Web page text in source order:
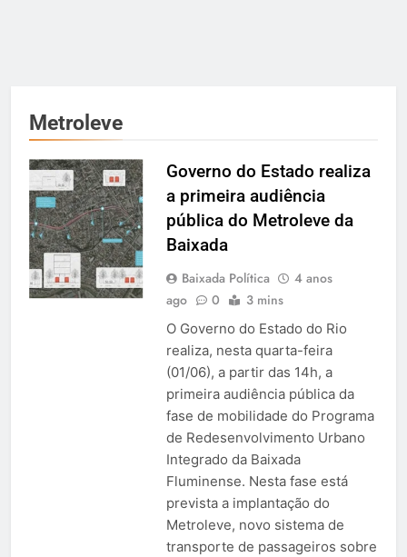
Metroleve
Governo do Estado realiza
a primeira audiência
pública do Metroleve da
Baixada
Baixada Política
4 anos
ago
0 3 mins
O Governo do Estado do Rio
realiza, nesta quarta-feira
(01/06), a partir das 14h, a
primeira audiência pública da
fase de mobilidade do Programa
de Redesenvolvimento Urbano
Integrado da Baixada
Fluminense. Nesta fase está
prevista a implantação do
Metroleve, novo sistema de
transporte de passageiros sobre